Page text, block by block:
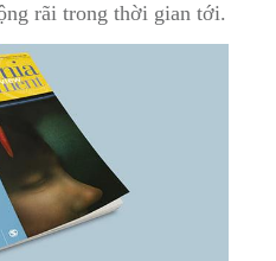
rãi trong thời gian tới.